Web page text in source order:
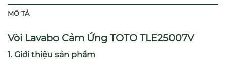
MÔ TẢ
Vòi Lavabo Cảm Ứng TOTO TLE25007V
1. Giới thiệu sản phẩm